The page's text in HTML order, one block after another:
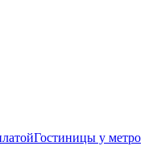
Гостиницы у метро